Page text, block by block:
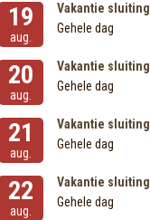
19
aug.
Vakantie sluiting
Gehele dag
20
aug.
Vakantie sluiting
Gehele dag
21
aug.
Vakantie sluiting
Gehele dag
22
aug.
Vakantie sluiting
Gehele dag